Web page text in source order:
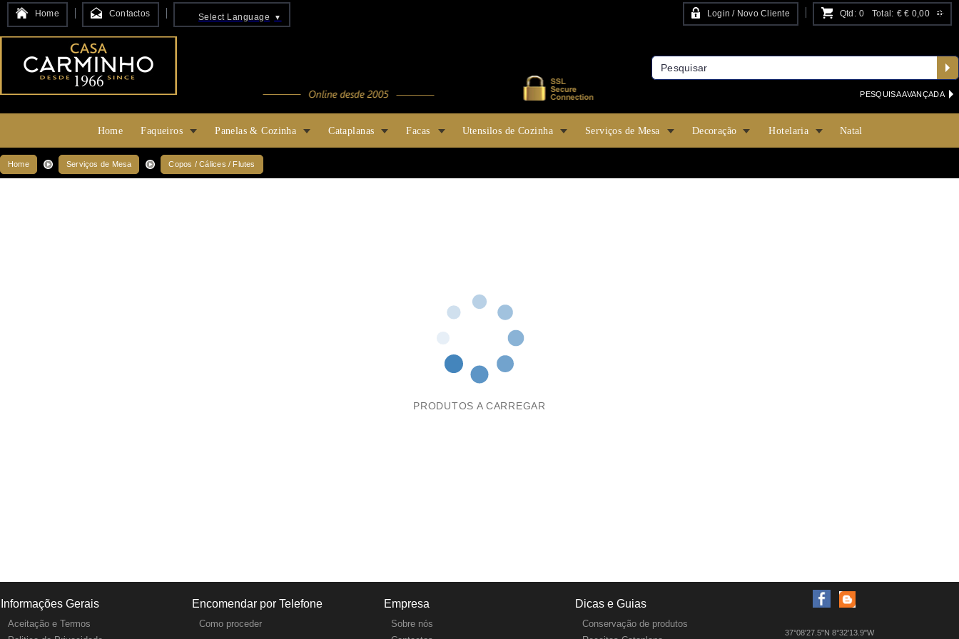
Home Contactos Select Language ▼ Login / Novo Cliente Qtd: 0 Total: €€ 0,00
PESQUISA AVANÇADA
Home Faqueiros Panelas & Cozinha Cataplanas Facas Utensilos de Cozinha Serviços de Mesa Decoração Hotelaria Natal
Home Serviços de Mesa Copos / Cálices / Flutes
PRODUTOS A CARREGAR
Informações Gerais
Aceitação e Termos
Encomendar por Telefone
Como proceder
Empresa
Sobre nós
Dicas e Guias
Conservação de produtos
37°08'27.5"N 8°32'13.9"W